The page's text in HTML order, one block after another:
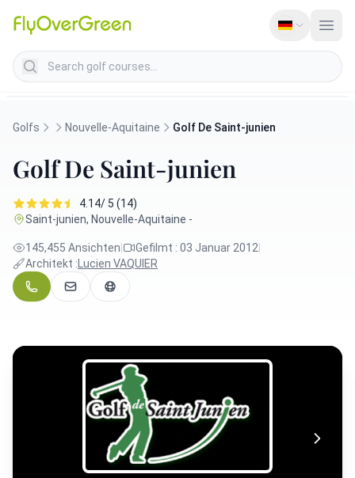
Search golf courses
Golfs Nouvelle-Aquitaine Golf De Saint-junien
Golf De Saint-junien
4.14/ 5 (14)
Saint-junien, Nouvelle-Aquitaine -
145,455 Ansichten Gefilmt : 03 Januar 2012
Architekt : Lucien VAQUIER